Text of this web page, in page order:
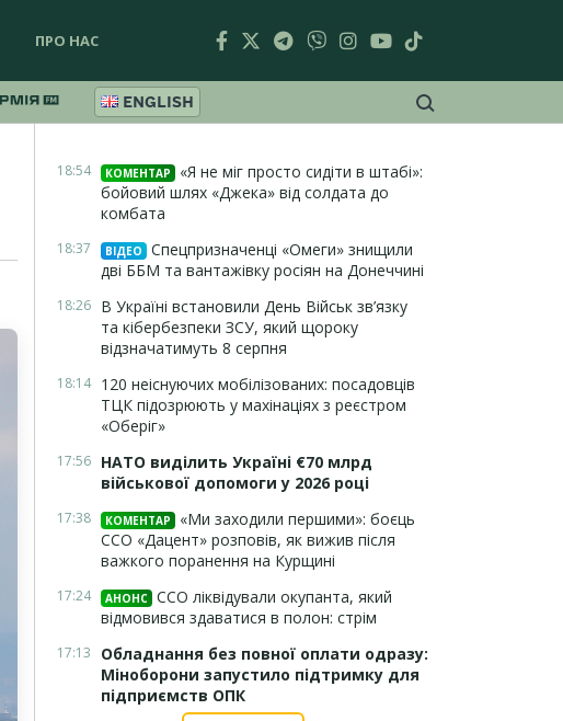
ПРО НАС
ENGLISH
18:54 КОМЕНТАР
«Я не міг просто сидіти в штабі»:
бойовий шлях «Джека» від солдата до
комбата
18:37 ВІДЕО
Спецпризначенці «Омеги» знищили
дві ББМ та вантажівку росіян на Донеччині
18:26 В Україні встановили День Військ зв’язку
та кібербезпеки ЗСУ, який щороку
відзначатимуть 8 серпня
18:14 120 неіснуючих мобілізованих: посадовців
ТЦК підозрюють у махінаціях з реєстром
«Оберіг»
17:56 НАТО виділить Україні €70 млрд
військової допомоги у 2026 році
17:38 КОМЕНТАР
«Ми заходили першими»: боєць
ССО «Дацент» розповів, як вижив після
важкого поранення на Курщині
17:24 АНОНС ССО ліквідували окупанта, який
відмовився здаватися в полон: стрім
17:13
Обладнання без повної оплати одразу:
Міноборони запустило підтримку для
підприємств ОПК